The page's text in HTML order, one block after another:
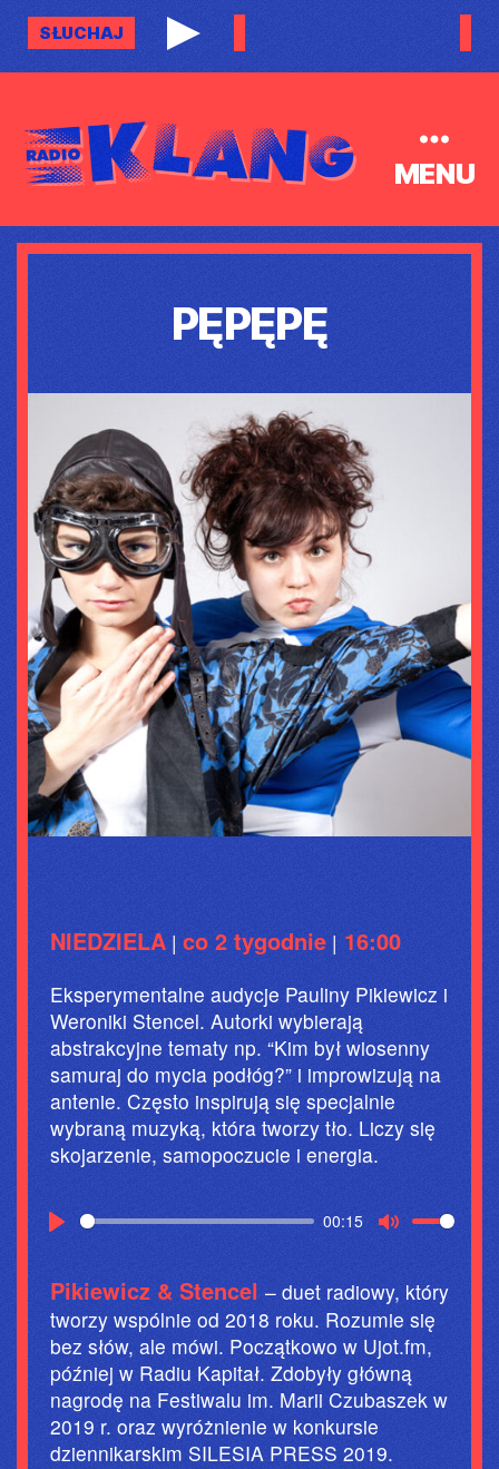
SŁUCHAJ
Klang
MENU
PĘPĘPĘ
NIEDZIELA | co 2 tygodnie | 16:00
Eksperymentalne audycje Pauliny Pikiewicz i
Weroniki Stencel. Autorki wybierają
abstrakcyjne tematy np. “Kim był wiosenny
samuraj do mycia podłóg?” i improwizują na
antenie. Często inspirują się specjalnie
wybraną muzyką, która tworzy tło. Liczy się
skojarzenie, samopoczucie i energia.
L
A
Y
00:15
U
T
E
Pikiewicz & Stencel – duet radiowy, który
tworzy wspólnie od 2018 roku. Rozumie się
bez słów, ale mówi. Początkowo w Ujot.fm,
później w Radiu Kapitał. Zdobyły główną
nagrodę na Festiwalu im. Marii Czubaszek w
2019 r. oraz wyróżnienie w konkursie
dziennikarskim SILESIA PRESS 2019.